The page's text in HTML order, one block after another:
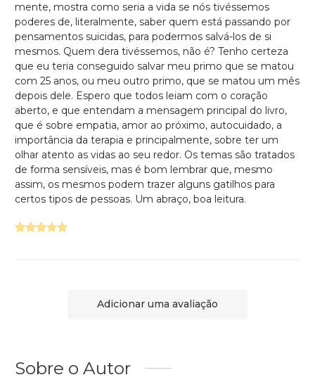
mente, mostra como seria a vida se nós tivéssemos
poderes de, literalmente, saber quem está passando por
pensamentos suicidas, para podermos salvá-los de si
mesmos. Quem dera tivéssemos, não é? Tenho certeza
que eu teria conseguido salvar meu primo que se matou
com 25 anos, ou meu outro primo, que se matou um mês
depois dele. Espero que todos leiam com o coração
aberto, e que entendam a mensagem principal do livro,
que é sobre empatia, amor ao próximo, autocuidado, a
importância da terapia e principalmente, sobre ter um
olhar atento as vidas ao seu redor. Os temas são tratados
de forma sensíveis, mas é bom lembrar que, mesmo
assim, os mesmos podem trazer alguns gatilhos para
certos tipos de pessoas. Um abraço, boa leitura.
Adicionar uma avaliação
Sobre o Autor